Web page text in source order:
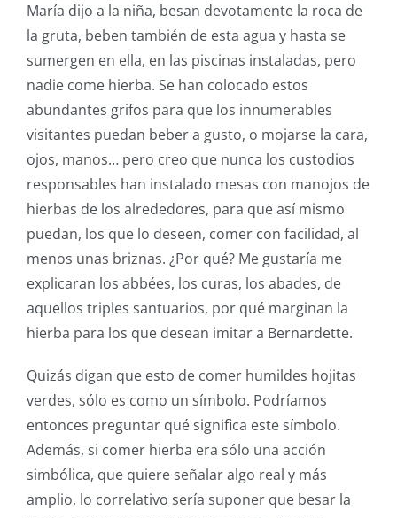
María dijo a la niña, besan devotamente la roca de
la gruta, beben también de esta agua y hasta se
sumergen en ella, en las piscinas instaladas, pero
nadie come hierba. Se han colocado estos
abundantes grifos para que los innumerables
visitantes puedan beber a gusto, o mojarse la cara,
ojos, manos… pero creo que nunca los custodios
responsables han instalado mesas con manojos de
hierbas de los alrededores, para que así mismo
puedan, los que lo deseen, comer con facilidad, al
menos unas briznas. ¿Por qué? Me gustaría me
explicaran los abbées, los curas, los abades, de
aquellos triples santuarios, por qué marginan la
hierba para los que desean imitar a Bernardette.
Quizás digan que esto de comer humildes hojitas
verdes, sólo es como un símbolo. Podríamos
entonces preguntar qué significa este símbolo.
Además, si comer hierba era sólo una acción
simbólica, que quiere señalar algo real y más
amplio, lo correlativo sería suponer que besar la